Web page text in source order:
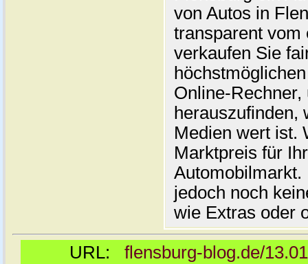
von Autos in
transparent vom
verkaufen Sie
Online-
herauszufinden,
Medien wert ist.
Marktpreis für
jedoch noch
wie Extras oder
URL: flensburg-blog.de/